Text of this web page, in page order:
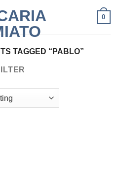
0
TAGGED “PABLO”